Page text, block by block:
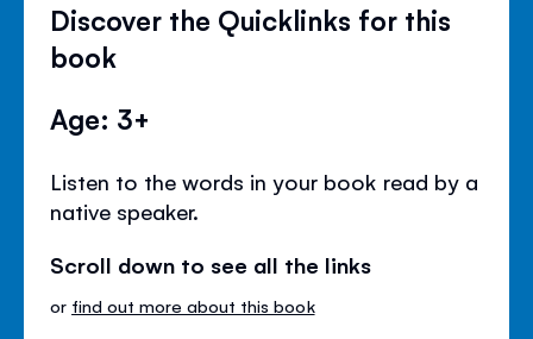
Discover the Quicklinks for this
book
Age: 3+
Listen to the words in your book read by a
native speaker.
Scroll down to see all the links
or find out more about this book